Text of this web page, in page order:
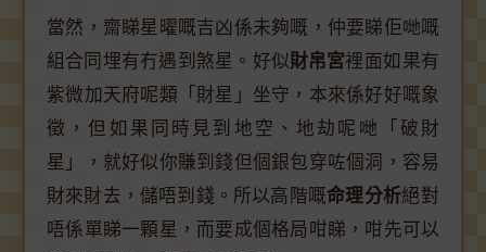
當然，齋睇星曜嘅吉凶係未夠嘅，仲要睇佢哋嘅
組合同埋有冇遇到煞星。好似財帛宮裡面如果有
紫微加天府呢類「財星」坐守，本來係好好嘅象
徵，但如果同時見到地空、地劫呢哋「破財
星」，就好似你賺到錢但個銀包穿咗個洞，容易
財來財去，儲唔到錢。所以高階嘅命理分析絕對
唔係單睇一顆星，而要成個格局咁睇，咁先可以